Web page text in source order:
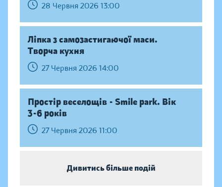
28 Червня 2026 13:00
Ліпка з самозастигаючої маси.
Творча кухня
27 Червня 2026 14:00
Простір веселощів - Smile park. Вік
3-6 років
27 Червня 2026 11:00
Дивитись більше подій